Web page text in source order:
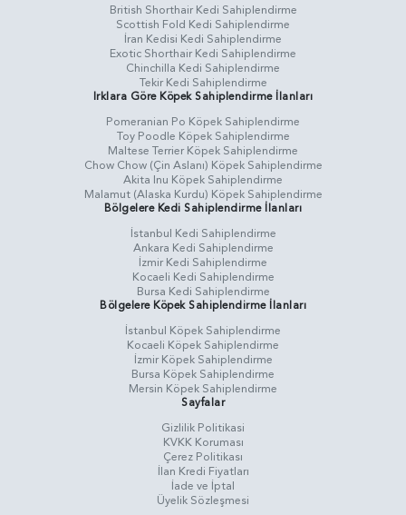
British Shorthair Kedi Sahiplendirme
Scottish Fold Kedi Sahiplendirme
İran Kedisi Kedi Sahiplendirme
Exotic Shorthair Kedi Sahiplendirme
Chinchilla Kedi Sahiplendirme
Tekir Kedi Sahiplendirme
Irklara Göre Köpek Sahiplendirme İlanları
Pomeranian Po Köpek Sahiplendirme
Toy Poodle Köpek Sahiplendirme
Maltese Terrier Köpek Sahiplendirme
Chow Chow (Çin Aslanı) Köpek Sahiplendirme
Akita Inu Köpek Sahiplendirme
Malamut (Alaska Kurdu) Köpek Sahiplendirme
Bölgelere Kedi Sahiplendirme İlanları
İstanbul Kedi Sahiplendirme
Ankara Kedi Sahiplendirme
İzmir Kedi Sahiplendirme
Kocaeli Kedi Sahiplendirme
Bursa Kedi Sahiplendirme
Bölgelere Köpek Sahiplendirme İlanları
İstanbul Köpek Sahiplendirme
Kocaeli Köpek Sahiplendirme
İzmir Köpek Sahiplendirme
Bursa Köpek Sahiplendirme
Mersin Köpek Sahiplendirme
Sayfalar
Gizlilik Politikasi
KVKK Koruması
Çerez Politikası
İlan Kredi Fiyatları
İade ve İptal
Üyelik Sözleşmesi